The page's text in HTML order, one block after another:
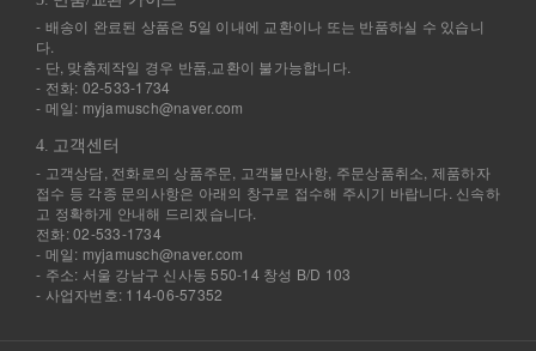
- 배송이 완료된 상품은 5일 이내에 교환이나 또는 반품하실 수 있습니
다.
- 단, 맞춤제작일 경우 반품,교환이 불가능합니다.
- 전화: 02-533-1734
- 메일: myjamusch@naver.com
4. 고객센터
- 고객상담, 전화로의 상품주문, 고객불만사항, 주문상품취소, 제품하자
접수 등 각종 문의사항은 아래의 창구로 접수해 주시기 바랍니다. 신속하
고 정확하게 안내해 드리겠습니다.
전화: 02-533-1734
- 메일: myjamusch@naver.com
- 주소: 서울 강남구 신사동 550-14 창성 B/D 103
- 사업자번호: 114-06-57352